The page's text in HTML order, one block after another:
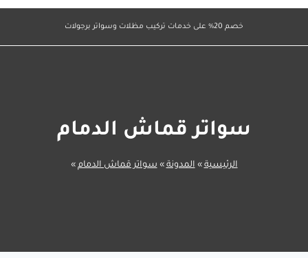
خصم 20% على خدمات تركيب مظلات وسواتر برجولات
سواتر قماش الدمام
الرئيسية » المدونة » سواتر قماش الدمام »